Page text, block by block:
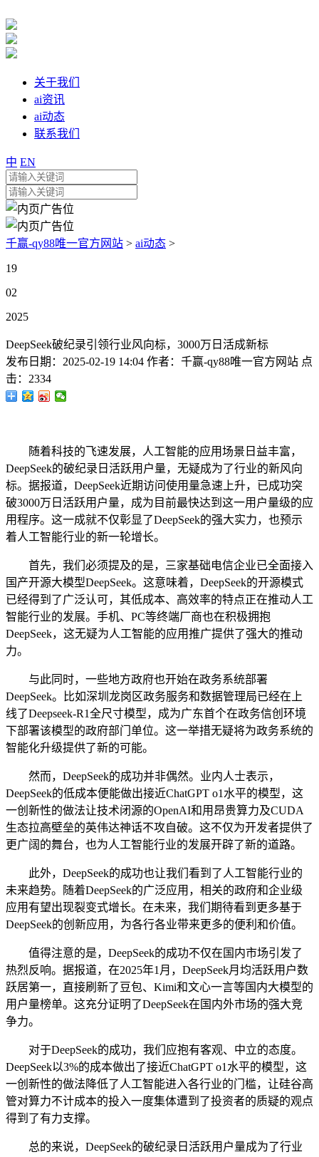
关于我们
ai资讯
ai动态
联系我们
中 EN
千赢-qy88唯一官方网站 > ai动态 >
19
02
2025
DeepSeek破纪录引领行业风向标，3000万日活成新标
发布日期： 2025-02-19 14:04 作者： 千赢-qy88唯一官方网站 点
击： 2334
随着科技的飞速发展，人工智能的应用场景日益丰富，
DeepSeek的破纪录日活跃用户量，无疑成为了行业的新风向
标。据报道，DeepSeek近期访问使用量急速上升，已成功突
破3000万日活跃用户量，成为目前最快达到这一用户量级的应
用程序。这一成就不仅彰显了DeepSeek的强大实力，也预示
着人工智能行业的新一轮增长。
首先，我们必须提及的是，三家基础电信企业已全面接入
国产开源大模型DeepSeek。这意味着，DeepSeek的开源模式
已经得到了广泛认可，其低成本、高效率的特点正在推动人工
智能行业的发展。手机、PC等终端厂商也在积极拥抱
DeepSeek，这无疑为人工智能的应用推广提供了强大的推动
力。
与此同时，一些地方政府也开始在政务系统部署
DeepSeek。比如深圳龙岗区政务服务和数据管理局已经在上
线了Deepseek-R1全尺寸模型，成为广东首个在政务信创环境
下部署该模型的政府部门单位。这一举措无疑将为政务系统的
智能化升级提供了新的可能。
然而，DeepSeek的成功并非偶然。业内人士表示，
DeepSeek的低成本便能做出接近ChatGPT o1水平的模型，这
一创新性的做法让技术闭源的OpenAI和用昂贵算力及CUDA
生态拉高壁垒的英伟达神话不攻自破。这不仅为开发者提供了
更广阔的舞台，也为人工智能行业的发展开辟了新的道路。
此外，DeepSeek的成功也让我们看到了人工智能行业的
未来趋势。随着DeepSeek的广泛应用，相关的政府和企业级
应用有望出现裂变式增长。在未来，我们期待看到更多基于
DeepSeek的创新应用，为各行各业带来更多的便利和价值。
值得注意的是，DeepSeek的成功不仅在国内市场引发了
热烈反响。据报道，在2025年1月，DeepSeek月均活跃用户数
跃居第一，直接刷新了豆包、Kimi和文心一言等国内大模型的
用户量榜单。这充分证明了DeepSeek在国内外市场的强大竞
争力。
对于DeepSeek的成功，我们应抱有客观、中立的态度。
DeepSeek以3%的成本做出了接近ChatGPT o1水平的模型，这
一创新性的做法降低了人工智能进入各行业的门槛，让硅谷高
管对算力不计成本的投入一度集体遭到了投资者的质疑的观点
得到了有力支撑。
总的来说，DeepSeek的破纪录日活跃用户量成为了行业